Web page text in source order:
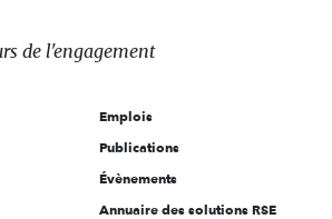
de l'engagement
Emplois
Publications
Évènements
Annuaire des solutions RSE